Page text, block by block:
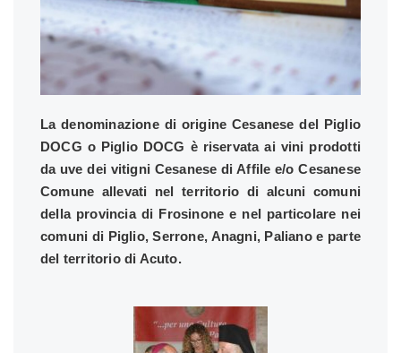
La denominazione di origine Cesanese del Piglio
DOCG o Piglio DOCG è riservata ai vini prodotti
da uve dei vitigni Cesanese di Affile e/o Cesanese
Comune allevati nel territorio di alcuni comuni
della provincia di Frosinone e nel particolare nei
comuni di Piglio, Serrone, Anagni, Paliano e parte
del territorio di Acuto.